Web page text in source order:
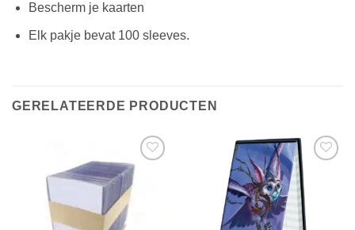
Bescherm je kaarten
Elk pakje bevat 100 sleeves.
GERELATEERDE PRODUCTEN